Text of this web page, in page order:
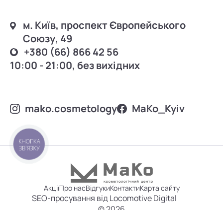
м. Київ, проспект Європейського
Союзу, 49
+380 (66) 866 42 56
10:00 - 21:00, без вихідних
mako.cosmetology MаKo_Kyiv
АкціїПро насВідгукиКонтактиКарта сайту
SEO-просування від Locomotive Digital
КНОПКА
ЗВ'ЯЗКУ